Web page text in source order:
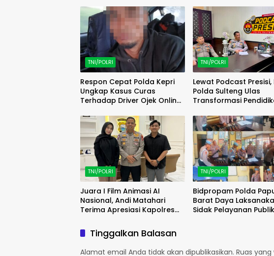
TNI/POLRI
Respon Cepat Polda Kepri
Ungkap Kasus Curas
Terhadap Driver Ojek Online
Diamankan
TNI/POLRI
Lewat Podcast Presisi,
Polda Sulteng Ulas
Transformasi
TNI/POLRI
Juara I Film Animasi AI
Nasional, Andi Matahari
Terima Apresiasi Kapolres
TNI/POLRI
Bidpropam Polda
Barat Daya
Sidak Pelayanan Publik
Tinggalkan Balasan
Alamat email Anda tidak akan dipublikasikan. Ruas